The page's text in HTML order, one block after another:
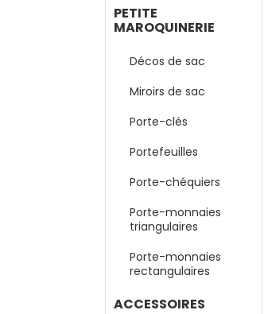
PETITE
MAROQUINERIE
Décos de sac
Miroirs de sac
Porte-clés
Portefeuilles
Porte-chéquiers
Porte-monnaies
triangulaires
Porte-monnaies
rectangulaires
ACCESSOIRES